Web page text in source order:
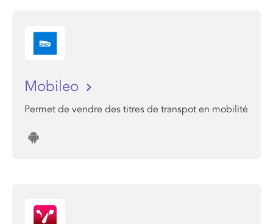
Mobileo
Permet de vendre des titres de transpot en mobilité